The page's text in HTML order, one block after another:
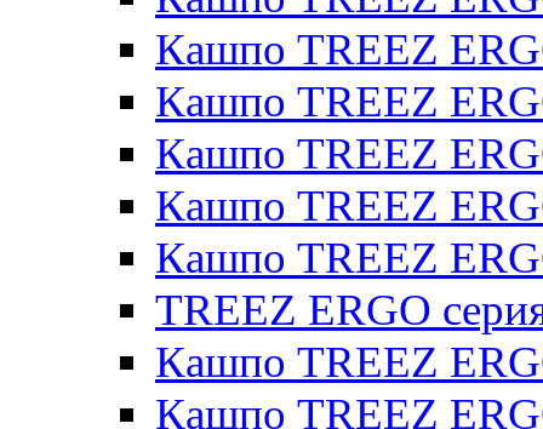
Кашпо TREEZ
Кашпо TREEZ
Кашпо TREEZ
Кашпо TREEZ
Кашпо TREEZ
TREEZ ERGO
Кашпо TREEZ
Кашпо TREEZ